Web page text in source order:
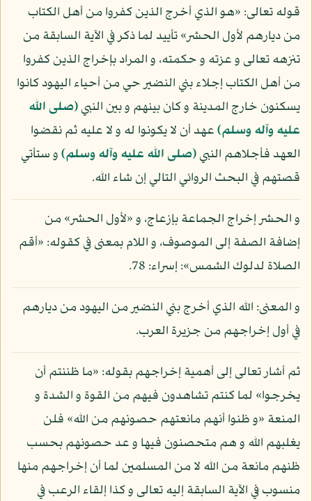
قوله تعالى: «هو الذي أخرج الذين كفروا من أهل الكتاب
من ديارهم لأول الحشر» تأييد لما ذكر في الآية السابقة من
تنزهه تعالى و عزته و حكمته، و المراد بإخراج الذين كفروا
من أهل الكتاب إجلاء بني النضير حي من أحياء اليهود كانوا
يسكنون خارج المدينة و كان بينهم و بين النبي(صلى الله
عليه وآله وسلم)عهد أن لا يكونوا له و لا عليه ثم نقضوا
العهد فأجلاهم النبي(صلى الله عليه وآله وسلم)و ستأتي
قصتهم في البحث الروائي التالي إن شاء الله.
و الحشر إخراج الجماعة بإزعاج، و «لأول الحشر» من
إضافة الصفة إلى الموصوف، و اللام بمعنى في كقوله: «أقم
الصلاة لدلوك الشمس»: إسراء: 78.
و المعنى: الله الذي أخرج بني النضير من اليهود من ديارهم
في أول إخراجهم من جزيرة العرب.
ثم أشار تعالى إلى أهمية إخراجهم بقوله: «ما ظننتم أن
يخرجوا» لما كنتم تشاهدون فيهم من القوة و الشدة و
المنعة «و ظنوا أنهم مانعتهم حصونهم من الله» فلن
يغلبهم الله و هم متحصنون فيها و عد حصونهم بحسب
ظنهم مانعة من الله لا من المسلمين لما أن إخراجهم منها
منسوب في الآية السابقة إليه تعالى و كذا إلقاء الرعب في